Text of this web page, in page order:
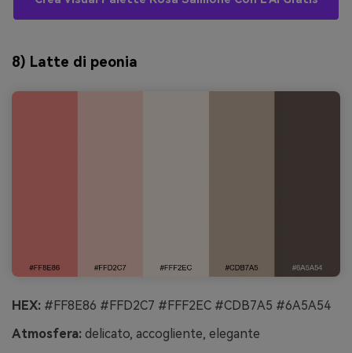
8) Latte di peonia
HEX: #FF8E86 #FFD2C7 #FFF2EC #CDB7A5 #6A5A54
Atmosfera: delicato, accogliente, elegante